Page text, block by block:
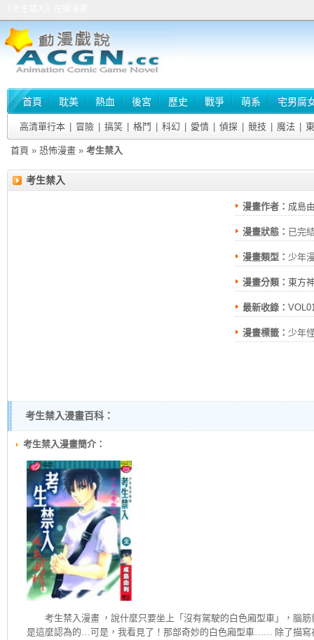
首頁 耽美 熱血 後宮 歷史 戰爭 萌系 宅男腐
高清單行本 冒險 搞笑 格鬥 科幻 愛情 偵探 競技 魔法
首頁 » 恐怖漫畫 » 考生禁入
考生禁入
漫畫作者： 成島
漫畫狀態： 已完
漫畫類型： 少年
漫畫分類： 東方
最新收錄：
漫畫標籤： 少年
考生禁入漫畫百科：
考生禁入漫畫簡介：
考生禁入漫畫 ，說什麼只要坐上「沒有駕駛的白色廂型車」，腦
是這麼認為的…可是，我看見了！那部奇妙的白色廂型車…… 除了描寫